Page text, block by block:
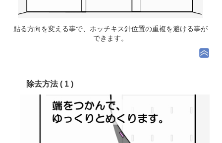
貼る方向を変える事で、 ホッチキス針位置の重複を避ける事が
できます。
除去方法 ( 1 )